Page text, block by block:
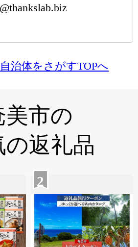
治体をさがすTOPへ
美市の
の返礼品
2